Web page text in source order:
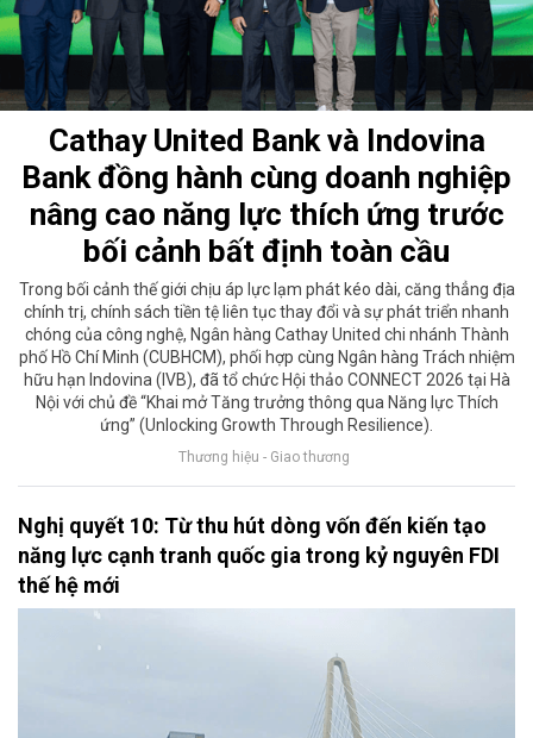
Cathay United Bank và Indovina
Bank đồng hành cùng doanh nghiệp
nâng cao năng lực thích ứng trước
bối cảnh bất định toàn cầu
Trong bối cảnh thế giới chịu áp lực lạm phát kéo dài, căng thẳng địa
chính trị, chính sách tiền tệ liên tục thay đổi và sự phát triển nhanh
chóng của công nghệ, Ngân hàng Cathay United chi nhánh Thành
phố Hồ Chí Minh (CUBHCM), phối hợp cùng Ngân hàng Trách nhiệm
hữu hạn Indovina (IVB), đã tổ chức Hội thảo CONNECT 2026 tại Hà
Nội với chủ đề “Khai mở Tăng trưởng thông qua Năng lực Thích
ứng” (Unlocking Growth Through Resilience).
Thương hiệu - Giao thương
Nghị quyết 10: Từ thu hút dòng vốn đến kiến tạo
năng lực cạnh tranh quốc gia trong kỷ nguyên FDI
thế hệ mới